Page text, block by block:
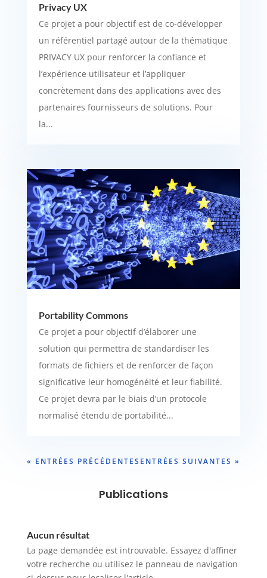
Privacy UX
Ce projet a pour objectif est de co-développer
un référentiel partagé autour de la thématique
PRIVACY UX pour renforcer la confiance et
l’expérience utilisateur et l’appliquer
concrètement dans des applications avec des
partenaires fournisseurs de solutions. Pour
la...
Portability Commons
Ce projet a pour objectif d’élaborer une
solution qui permettra de standardiser les
formats de fichiers et de renforcer de façon
significative leur homogénéité et leur fiabilité.
Ce projet devra par le biais d’un protocole
normalisé étendu de portabilité...
« ENTRÉES PRÉCÉDENTES ENTRÉES SUIVANTES »
Publications
Aucun résultat
La page demandée est introuvable. Essayez d'affiner
votre recherche ou utilisez le panneau de navigation